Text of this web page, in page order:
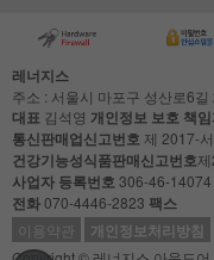
레너지스
주소 : 서울시 마포구 성산로6
대표 김석영 개인정보 보호 책
통신판매업신고번호제 2017-
건강기능성식품판매신고번호
사업자 등록번호306-46-14074
전화070-4446-2823 팩스
이용약관 개인정보처리방침